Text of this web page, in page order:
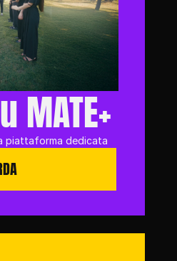
MATE+
piattaforma dedicata